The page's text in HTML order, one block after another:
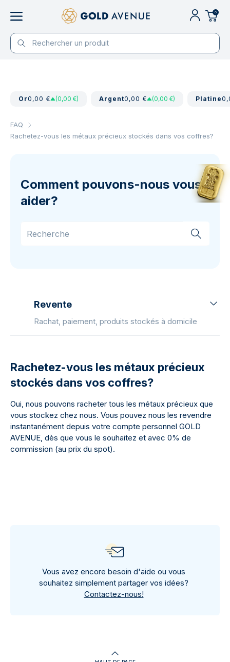
0
Or0,00 € (0,00 €) Argent0,00 € (0,00 €) Platine
FAQ
Rachetez-vous les métaux précieux stockés dans vos coffres?
Comment pouvons-nous vous
aider?
Revente
Rachat, paiement, produits stockés à domicile
Rachetez-vous les métaux précieux
stockés dans vos coffres?
Oui, nous pouvons racheter tous les métaux précieux que
vous stockez chez nous. Vous pouvez nous les revendre
instantanément depuis votre compte personnel GOLD
AVENUE, dès que vous le souhaitez et avec 0% de
commission (au prix du spot).
Vous avez encore besoin d'aide ou vous
souhaitez simplement partager vos idées?
Contactez-nous!